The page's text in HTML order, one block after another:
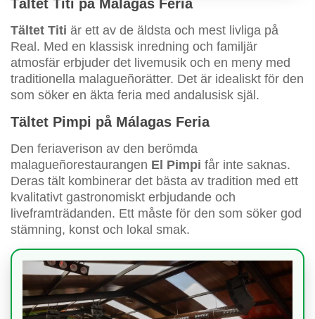
Tältet Titi på Málagas Feria
Tältet Titi är ett av de äldsta och mest livliga på
Real. Med en klassisk inredning och familjär
atmosfär erbjuder det livemusik och en meny med
traditionella malagueñorätter. Det är idealiskt för den
som söker en äkta feria med andalusisk själ.
Tältet Pimpi på Málagas Feria
Den feriaverison av den berömda
malagueñorestaurangen El Pimpi får inte saknas.
Deras tält kombinerar det bästa av tradition med ett
kvalitativt gastronomiskt erbjudande och
liveframträdanden. Ett måste för den som söker god
stämning, konst och lokal smak.